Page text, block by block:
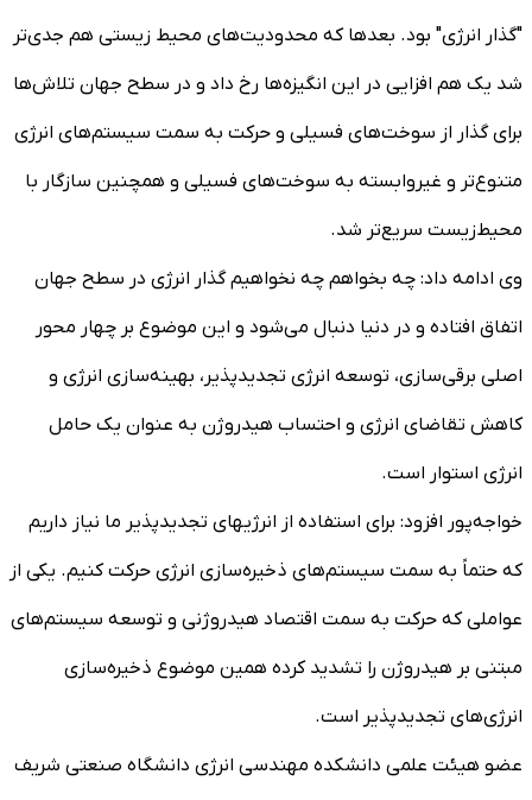
"گذار انرژی" بود. بعدها که محدودیت‌های محیط زیستی هم جدی‌تر
شد یک هم افزایی در این انگیزه‌ها رخ داد و در سطح جهان تلاش‌ها
برای گذار از سوخت‌های فسیلی و حرکت به سمت سیستم‌های انرژی
متنوع‌تر و غیروابسته به سوخت‌های فسیلی و همچنین سازگار با
محیط‌زیست سریع‌تر شد.
وی ادامه داد: چه بخواهم چه نخواهیم گذار انرژی در سطح جهان
اتفاق افتاده و در دنیا دنبال می‌شود و این موضوع بر چهار محور
اصلی برقی‌سازی، توسعه انرژی تجدیدپذیر، بهینه‌سازی انرژی و
کاهش تقاضای انرژی و احتساب هیدروژن به عنوان یک حامل
انرژی استوار است.
خواجه‌پور افزود: برای استفاده از انرژی­های تجدیدپذیر ما نیاز داریم
که حتماً به سمت سیستم‌های ذخیره‌سازی انرژی حرکت کنیم. یکی از
عواملی که حرکت به سمت اقتصاد هیدروژنی و توسعه سیستم‌های
مبتنی بر هیدروژن را تشدید کرده همین موضوع ذخیره‌سازی
انرژی‌های تجدیدپذیر است.
عضو هیئت علمی دانشکده مهندسی انرژی دانشگاه صنعتی شریف